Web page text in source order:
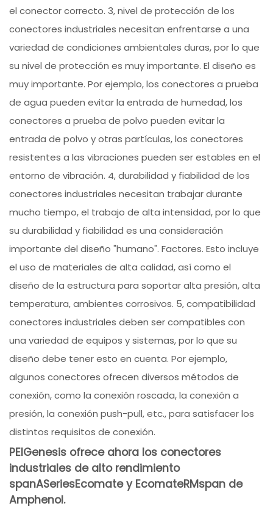
el conector correcto. 3, nivel de protección de los
conectores industriales necesitan enfrentarse a una
variedad de condiciones ambientales duras, por lo que
su nivel de protección es muy importante. El diseño es
muy importante. Por ejemplo, los conectores a prueba
de agua pueden evitar la entrada de humedad, los
conectores a prueba de polvo pueden evitar la
entrada de polvo y otras partículas, los conectores
resistentes a las vibraciones pueden ser estables en el
entorno de vibración. 4, durabilidad y fiabilidad de los
conectores industriales necesitan trabajar durante
mucho tiempo, el trabajo de alta intensidad, por lo que
su durabilidad y fiabilidad es una consideración
importante del diseño "humano". Factores. Esto incluye
el uso de materiales de alta calidad, así como el
diseño de la estructura para soportar alta presión, alta
temperatura, ambientes corrosivos. 5, compatibilidad
conectores industriales deben ser compatibles con
una variedad de equipos y sistemas, por lo que su
diseño debe tener esto en cuenta. Por ejemplo,
algunos conectores ofrecen diversos métodos de
conexión, como la conexión roscada, la conexión a
presión, la conexión push-pull, etc., para satisfacer los
distintos requisitos de conexión.
PEIGenesis ofrece ahora los conectores
industriales de alto rendimiento
spanASeriesEcomate y EcomateRMspan de
Amphenol.